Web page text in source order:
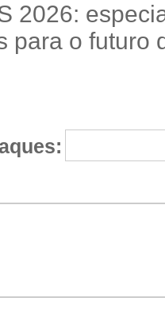
2026:
para o futuro